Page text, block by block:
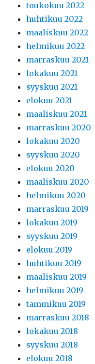
toukokuu 2022
huhtikuu 2022
maaliskuu 2022
helmikuu 2022
marraskuu 2021
lokakuu 2021
syyskuu 2021
elokuu 2021
maaliskuu 2021
marraskuu 2020
lokakuu 2020
syyskuu 2020
elokuu 2020
maaliskuu 2020
helmikuu 2020
marraskuu 2019
lokakuu 2019
syyskuu 2019
elokuu 2019
huhtikuu 2019
maaliskuu 2019
helmikuu 2019
tammikuu 2019
marraskuu 2018
lokakuu 2018
syyskuu 2018
elokuu 2018